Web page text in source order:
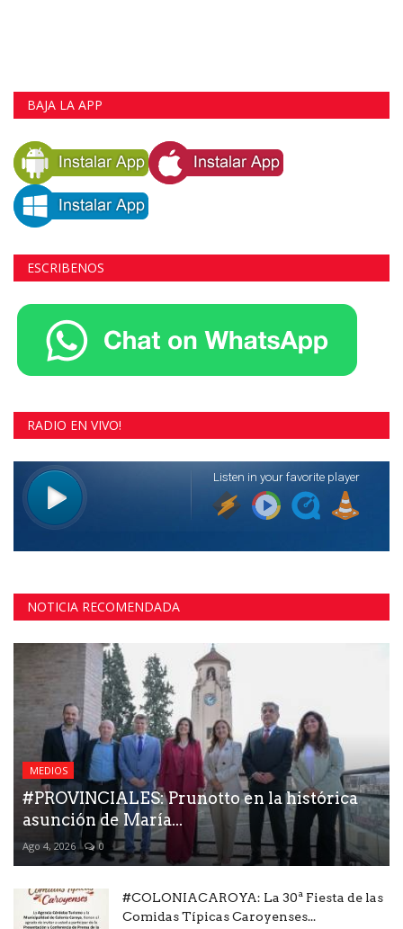
BAJA LA APP
ESCRIBENOS
RADIO EN VIVO!
NOTICIA RECOMENDADA
MEDIOS
#PROVINCIALES: Prunotto en la histórica
asunción de María...
Ago 4, 2026 0
#COLONIACAROYA: La 30ª Fiesta de las
Comidas Típicas Caroyenses...